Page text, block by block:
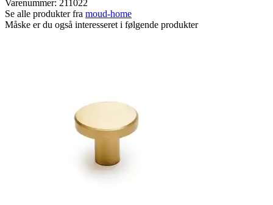
Varenummer: 211022
Se alle produkter fra moud-home
Måske er du også interesseret i følgende produkter